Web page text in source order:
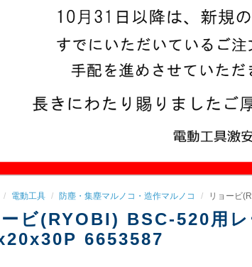
電動工具 防塵・集塵マルノコ・造作マルノコ リョービ
ービ(RYOBI) BSC-520用
6653587